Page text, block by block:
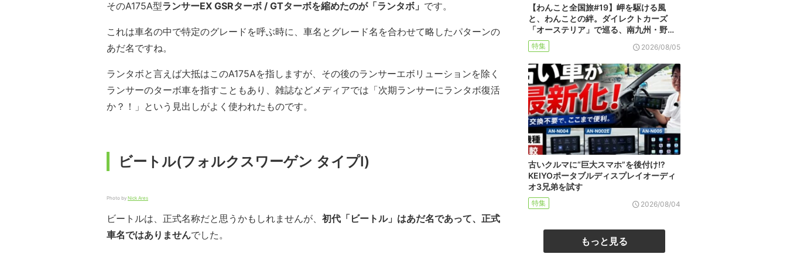
そのA175A型ランサーEX GSRターボ / GTターボを縮めたのが「ランタボ」 です。
これは車名の中で特定のグレードを呼ぶ時に、車名とグレード名を合わせて略したパターンの
あだ名ですね。
ランタボと言えば大抵はこのA175Aを指しますが、その後のランサーエボリューションを除く
ランサーのターボ車を指すこともあり、雑誌などメディアでは「次期ランサーにランタボ復活
か？！」という見出しがよく使われたものです。
ビートル(フォルクスワーゲン タイプI)
Photo by Nick Ares
ビートルは、正式名称だと思うかもしれませんが、 初代「ビートル」はあだ名であって、正式
車名ではありませんでした。
【わんこと全国旅#19】岬を駆ける風
と、わんことの絆。ダイレクトカーズ
「オーステリア」で巡る、南九州・野…
特集 2026/08/05
古いクルマに“巨大スマホ”を後付け!?
KEIYOポータブルディスプレイオーディ
オ3兄弟を試す
特集 2026/08/04
もっと見る